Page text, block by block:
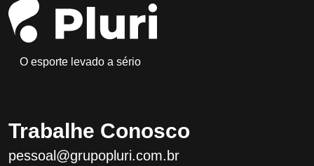
O esporte levado a sério
Trabalhe Conosco
pessoal@grupopluri.com.br